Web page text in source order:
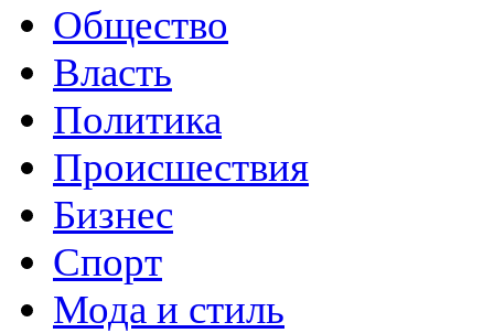
Общество
Власть
Политика
Происшествия
Бизнес
Спорт
Мода и стиль